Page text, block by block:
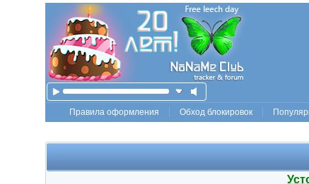
Правила оформления Обход блокировок